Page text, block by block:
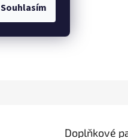
Souhlasím
Doplňkové